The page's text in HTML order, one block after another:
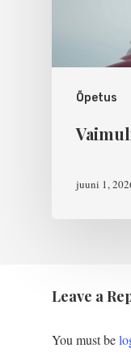
Õpetus
juuni 1,
Leave a
You must be